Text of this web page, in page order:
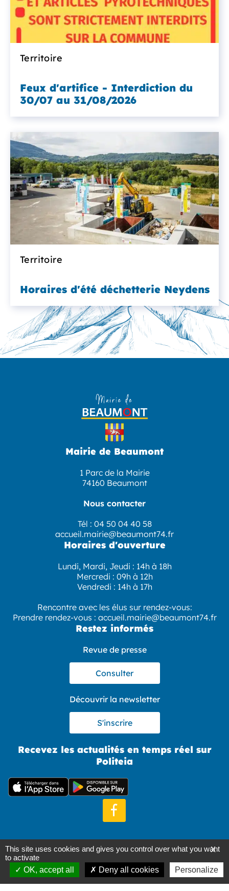
Territoire
Feux d'artifice - Interdiction du
30/07 au 31/08/2026
Territoire
Horaires d'été déchetterie Neydens
Mairie de Beaumont
1 Parc de la Mairie
74160 Beaumont
Nous contacter
Tél : 04 50 04 40 58
accueil.mairie@beaumont74.fr
Horaires d'ouverture
Lundi, Mardi, Jeudi : 14h à 18h
Mercredi : 09h à 12h
Vendredi : 14h à 17h
Rencontre avec les élus sur rendez-vous:
Prendre rendez-vous : accueil.mairie@beaumont74.fr
Restez informés
Revue de presse
Consulter
Découvrir la newsletter
S'inscrire
Recevez les actualités en temps réel sur
Politeia
Mentions légales
Gestion de projet par Allvize
X
This site uses cookies and gives you control over what you want
to activate
OK, accept all
Deny all cookies Personalize